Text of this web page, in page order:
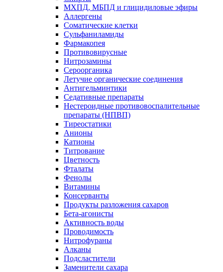
МХПД, МБПД и глицидиловые эфиры
Аллергены
Соматические клетки
Сульфаниламиды
Фармакопея
Противовирусные
Нитрозамины
Сероорганика
Летучие органические соединения
Антигельминтики
Седативные препараты
Нестероидные противовоспалительные
препараты (НПВП)
Тиреостатики
Анионы
Катионы
Титрование
Цветность
Фталаты
Фенолы
Витамины
Консерванты
Продукты разложения сахаров
Бета-агонисты
Активность воды
Проводимость
Нитрофураны
Алканы
Подсластители
Заменители сахара